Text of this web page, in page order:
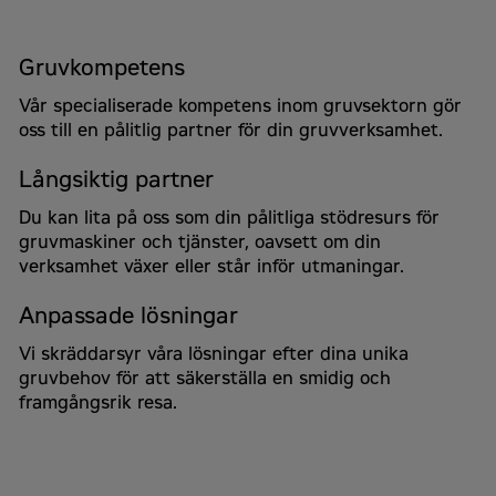
Jag samtycker till att Zeppelin Sverige behandlar
mina uppgifter i enlighet med integritetspolicyn
som finns påzeppelin-cat.se/integritetspolicy
Gruvkompetens
Vår specialiserade kompetens inom gruvsektorn gör
oss till en pålitlig partner för din gruvverksamhet.
Långsiktig partner
Du kan lita på oss som din pålitliga stödresurs för
gruvmaskiner och tjänster, oavsett om din
verksamhet växer eller står inför utmaningar.
Anpassade lösningar
Vi skräddarsyr våra lösningar efter dina unika
gruvbehov för att säkerställa en smidig och
framgångsrik resa.